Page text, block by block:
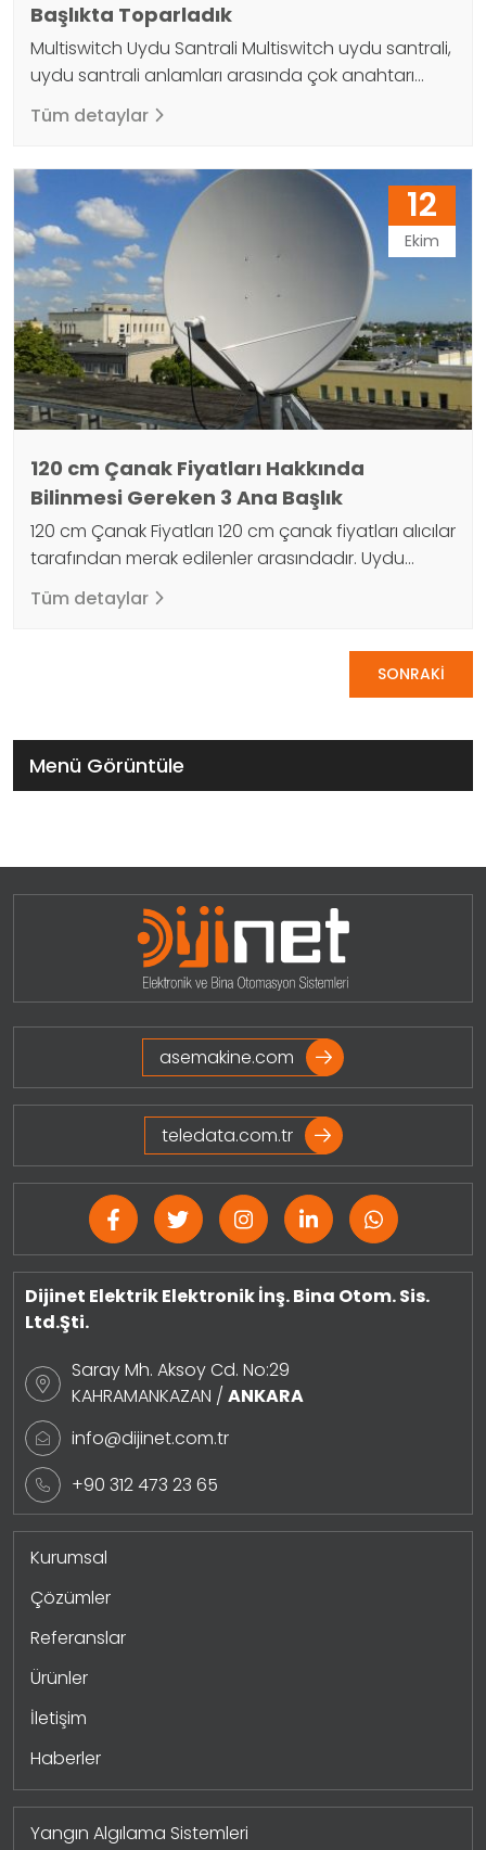
Başlıkta Toparladık
Multiswitch Uydu Santrali Multiswitch uydu santrali,
uydu santrali anlamları arasında çok anahtarı
anlamını taşımaktadır ve farklı uydu türlerinin tek bir
antene bağlanmasına izin verir. Avantajları, farklı
maliyetleri düşürmeyi içerir. Aynı zamanda
apartman, iş yerleri ve benzeri binalardaki çanak
antenler çok fazla yer kapladığından görüntü
kirliliğine neden olmaktadır. Multiswitch uydu
santrali…
Tüm detaylar
12
Ekim
120 cm Çanak Fiyatları Hakkında
Bilinmesi Gereken 3 Ana Başlık
120 cm Çanak Fiyatları 120 cm çanak fiyatları alıcılar
tarafından merak edilenler arasındadır. Uydu
antenleri, televizyon ve radyo programlarına
erişmemizi sağlayan en önemli cihazlardan biridir.
endüstrisinde kullanılan bir anten türüdür. Anten,
bir sinyali bir alıcıya veya vericiye iletmek için
televizyonlara ileterek yayın…
Tüm detaylar
SONRAKİ
Menü Görüntüle
asemakine.com
teledata.com.tr
Dijinet Elektrik Elektronik İnş. Bina Otom. Sis.
Ltd.Şti.
Saray Mh. Aksoy Cd. No:29
KAHRAMANKAZAN / ANKARA
info@dijinet.com.tr
+90 312 473 23 65
Kurumsal
Çözümler
Referanslar
Ürünler
İletişim
Haberler
Yangın Algılama Sistemleri